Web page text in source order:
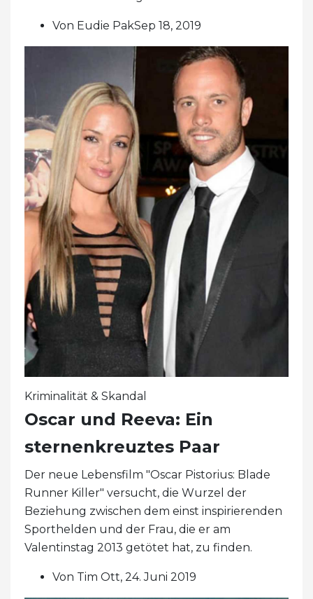
Von Eudie PakSep 18, 2019
Kriminalität & Skandal
Oscar und Reeva: Ein
sternenkreuztes Paar
Der neue Lebensfilm "Oscar Pistorius: Blade
Runner Killer" versucht, die Wurzel der
Beziehung zwischen dem einst inspirierenden
Sporthelden und der Frau, die er am
Valentinstag 2013 getötet hat, zu finden.
Von Tim Ott, 24. Juni 2019